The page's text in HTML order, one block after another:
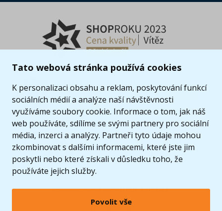
Tato webová stránka používá cookies
K personalizaci obsahu a reklam, poskytování funkcí
sociálních médií a analýze naší návštěvnosti
využíváme soubory cookie. Informace o tom, jak náš
web používáte, sdílíme se svými partnery pro sociální
média, inzerci a analýzy. Partneři tyto údaje mohou
zkombinovat s dalšími informacemi, které jste jim
poskytli nebo které získali v důsledku toho, že
používáte jejich služby.
Povolit vše
© 2005 - 2026 Copyright 4kids.cz
LEGO, logo LEGO a minifigurka jsou ochrannými známkami společnosti LEGO Group. ©